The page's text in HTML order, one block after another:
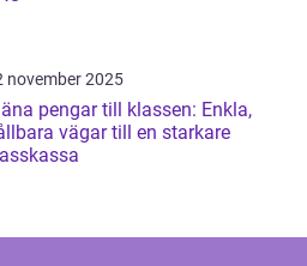
november 2025
pengar till klassen: Enkla,
vägar till en starkare